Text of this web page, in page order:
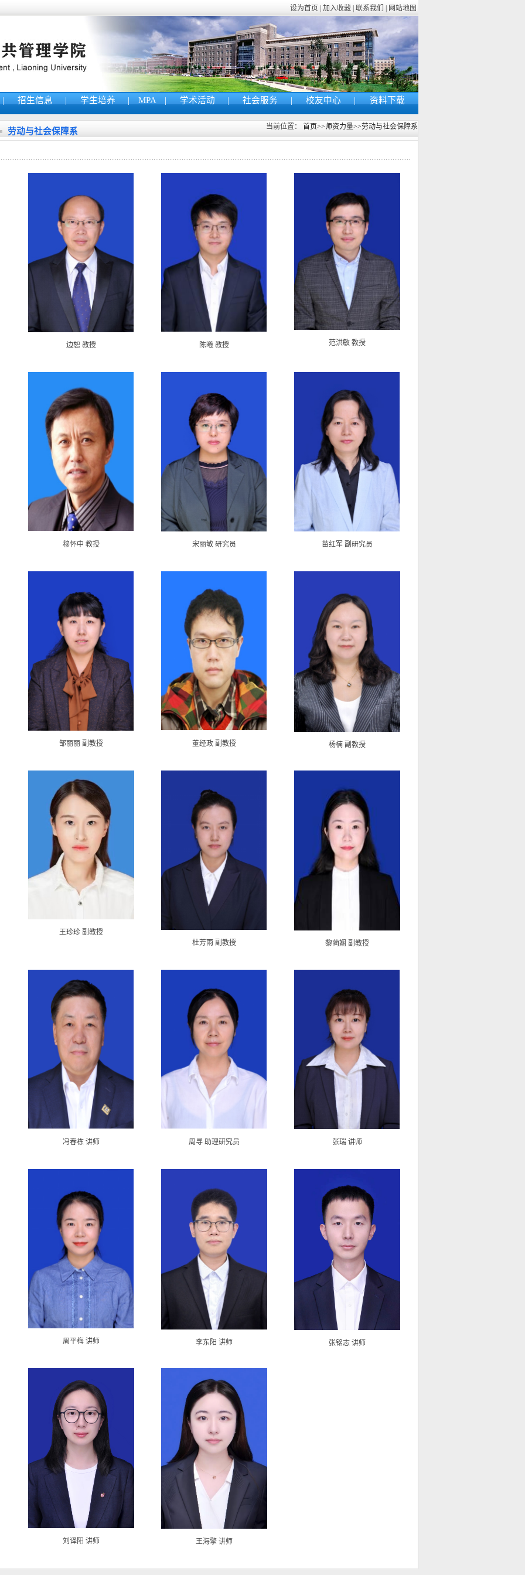
设为首页 | 加入收藏 | 联系我们 | 网站地图
| 招生信息 | 学生培养 | MPA | 学术活动 | 社会服务 | 校友中心 | 资料下载
劳动与社会保障系 当前位置： 首页>>师资力量>>劳动与社会保障系
边恕 教授 陈曦 教授 范洪敏 教授
穆怀中 教授 宋丽敏 研究员 苗红军 副研究员
邹丽丽 副教授 董经政 副教授 杨楠 副教授
王珍珍 副教授
杜芳雨 副教授
黎蔺娴 副教授
冯春栋 讲师 周寻 助理研究员 张瑞 讲师
周平梅 讲师 李东阳 讲师 张铭志 讲师
刘译阳 讲师 王海擎 讲师